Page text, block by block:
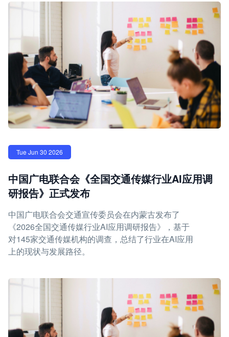
Tue Jun 30 2026
中国广电联合会《全国交通传媒行业AI应用调
研报告》正式发布
中国广电联合会交通宣传委员会在内蒙古发布了
《2026全国交通传媒行业AI应用调研报告》，基于
对145家交通传媒机构的调查，总结了行业在AI应用
上的现状与发展路径。